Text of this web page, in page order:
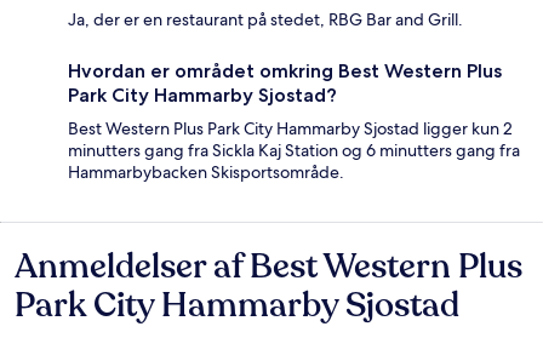
Ja, der er en restaurant på stedet, RBG Bar and Grill.
Hvordan er området omkring Best Western Plus
Park City Hammarby Sjostad?
Best Western Plus Park City Hammarby Sjostad ligger kun 2
minutters gang fra Sickla Kaj Station og 6 minutters gang fra
Hammarbybacken Skisportsområde.
Anmeldelser
Anmeldelser af Best Western Plus
Park City Hammarby Sjostad